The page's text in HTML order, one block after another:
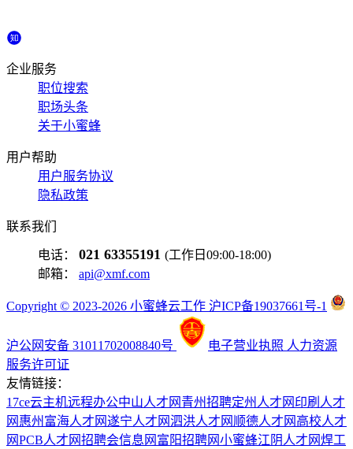
企业服务
职位搜索
职场头条
关于小蜜蜂
用户帮助
用户服务协议
隐私政策
联系我们
电话： 021 63355191 (工作日09:00-18:00)
邮箱： api@xmf.com
Copyright © 2023-2026 小蜜蜂云工作 沪ICP备19037661号-1
沪公网安备 31011702008840号 电子营业执照 人力资源
服务许可证
友情链接：
17ce云主机远程办公中山人才网 青州招聘定州人才网 印刷人才
网 惠州富海人才网遂宁人才网泗洪人才网 顺德人才网 高校人才
网PCB人才网招聘会信息网 富阳招聘网小蜜蜂江阴人才网焊工